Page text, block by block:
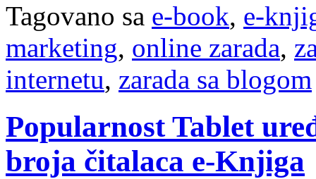
Tagovano sa e-book, e-
marketing, online zarada,
internetu, zarada sa blogom
Popularnost Tablet
broja čitalaca e-Knjiga